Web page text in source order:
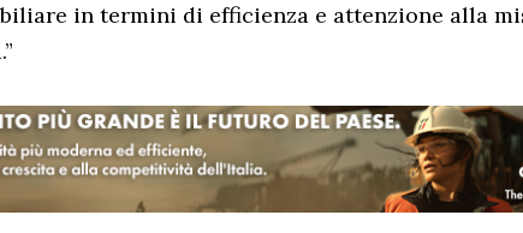
in termini di efficienza e attenzione alla